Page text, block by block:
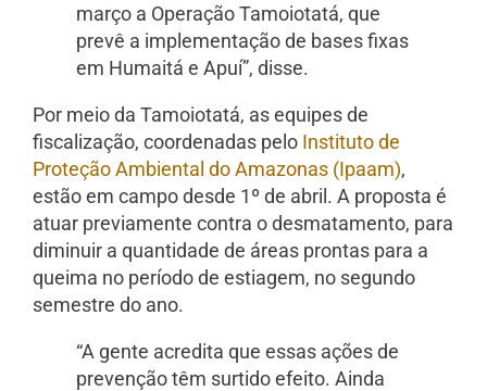
março a Operação Tamoiotatá, que
prevê a implementação de bases fixas
em Humaitá e Apuí”, disse.
Por meio da Tamoiotatá, as equipes de
fiscalização, coordenadas pelo Instituto de
Proteção Ambiental do Amazonas (Ipaam),
estão em campo desde 1º de abril. A proposta é
atuar previamente contra o desmatamento, para
diminuir a quantidade de áreas prontas para a
queima no período de estiagem, no segundo
semestre do ano.
“A gente acredita que essas ações de
prevenção têm surtido efeito. Ainda